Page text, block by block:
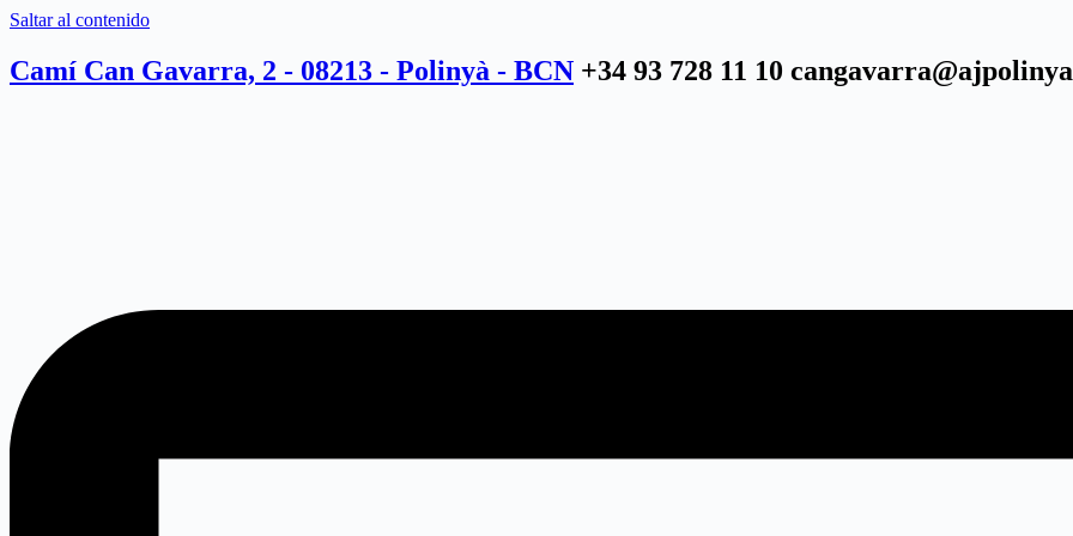
Saltar al contenido
Camí Can Gavarra, 2 - 08213 - Polinyà - BCN +34 93 728 11 10